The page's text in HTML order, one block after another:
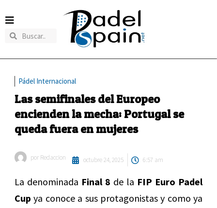
Pádel Internacional
Las semifinales del Europeo
encienden la mecha: Portugal se
queda fuera en mujeres
por Redaccion octubre 24, 2025 6:57 am
La denominada Final 8 de la FIP Euro Padel
Cup ya conoce a sus protagonistas y como ya